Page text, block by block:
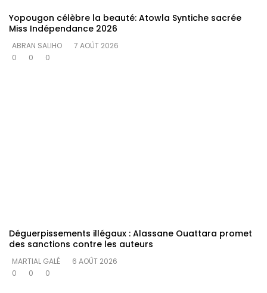
Yopougon célèbre la beauté: Atowla Syntiche sacrée
Miss Indépendance 2026
ABRAN SALIHO
7 AOÛT 2026
0
0 0
Déguerpissements illégaux : Alassane Ouattara promet
des sanctions contre les auteurs
MARTIAL GALÉ
6 AOÛT 2026
0
0 0